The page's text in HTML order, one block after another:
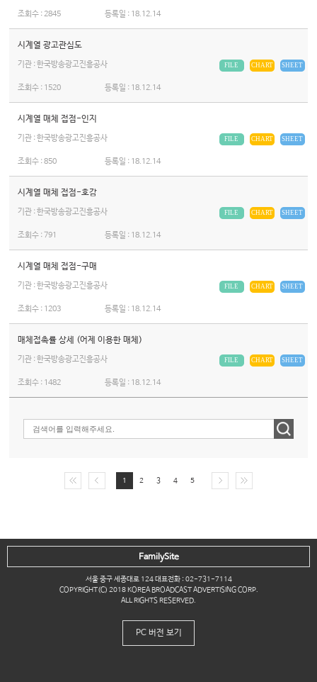
조회수 :2845 등록일 : 18.12.14
시계열 광고관심도
기관 : 한국방송광고진흥공사 SHEET
CHART
FILE
조회수 : 1520 등록일 : 18.12.14
시계열 매체 접점-인지
기관 : 한국방송광고진흥공사 SHEET
CHART
FILE
조회수 :850 등록일 : 18.12.14
시계열 매체 접점-호감
기관 : 한국방송광고진흥공사 SHEET
CHART
FILE
조회수 :791 등록일 : 18.12.14
시계열 매체 접점-구매
기관 : 한국방송광고진흥공사 SHEET
CHART
FILE
조회수 : 1203 등록일 : 18.12.14
매체접촉률 상세 (어제 이용한 매체)
기관 : 한국방송광고진흥공사 SHEET
CHART
FILE
조회수 : 1482 등록일 : 18.12.14
1 2 3 4 5
서울 중구 세종대로 124 대표전화 : 02-731-7114
COPYRIGHT(C) 2018 KOREA BROADCAST ADVERTISING CORP.
ALL RIGHTS RESERVED.
FamilySite
PC 버전 보기